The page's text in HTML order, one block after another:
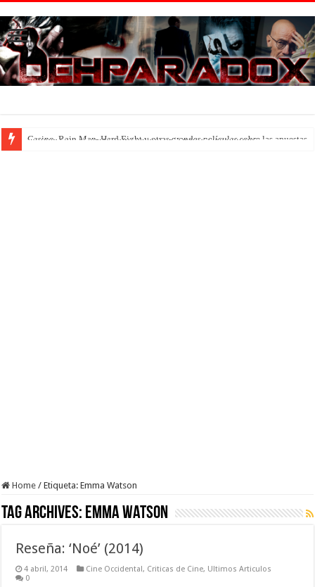
Introducción al maravilloso mundo de ‘Deadly Premonition’
Home / Etiqueta:Emma Watson
Tag Archives: Emma Watson
Reseña: ‘Noé’ (2014)
4 abril, 2014 Cine Occidental, Criticas de Cine, Ultimos Articulos
0